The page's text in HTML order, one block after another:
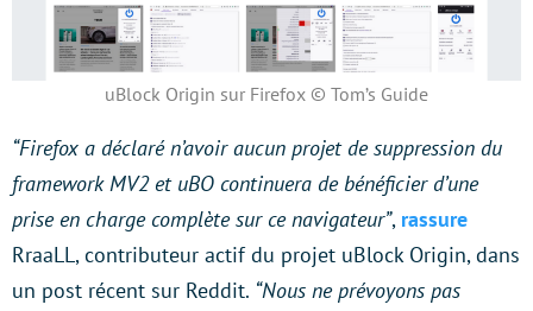
uBlock Origin sur Firefox © Tom’s Guide
“Firefox a déclaré n’avoir aucun projet de suppression du
framework MV2 et uBO continuera de bénéficier d’une
prise en charge complète sur ce navigateur”, rassure
RraaLL, contributeur actif du projet uBlock Origin, dans
un post récent sur Reddit. “Nous ne prévoyons pas